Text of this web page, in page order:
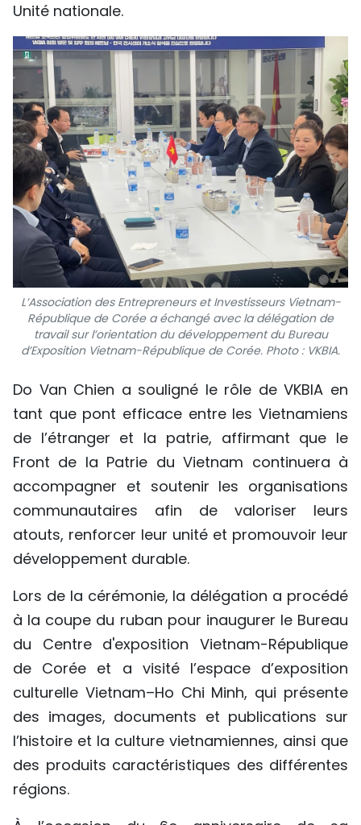
Unité nationale.
L’Association des Entrepreneurs et Investisseurs Vietnam-
République de Corée a échangé avec la délégation de
travail sur l’orientation du développement du Bureau
d’Exposition Vietnam-République de Corée. Photo : VKBIA.
Do Van Chien a souligné le rôle de VKBIA en
tant que pont efficace entre les Vietnamiens
de l’étranger et la patrie, affirmant que le
Front de la Patrie du Vietnam continuera à
accompagner et soutenir les organisations
communautaires afin de valoriser leurs
atouts, renforcer leur unité et promouvoir leur
développement durable.
Lors de la cérémonie, la délégation a procédé
à la coupe du ruban pour inaugurer le Bureau
du Centre d'exposition Vietnam-République
de Corée et a visité l’espace d’exposition
culturelle Vietnam–Ho Chi Minh, qui présente
des images, documents et publications sur
l’histoire et la culture vietnamiennes, ainsi que
des produits caractéristiques des différentes
régions.